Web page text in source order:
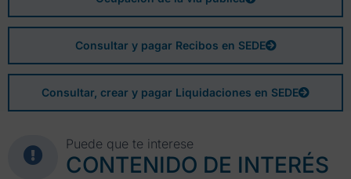
Consultar y pagar Recibos en SEDE
Consultar, crear y pagar Liquidaciones en SEDE
Puede que te interese
CONTENIDO DE INTERÉS